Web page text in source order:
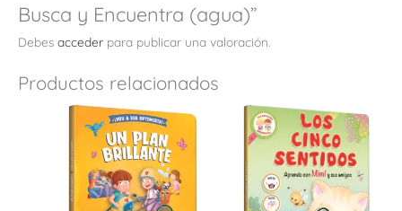
Busca y Encuentra (agua)”
Debes acceder para publicar una valoración.
Productos relacionados